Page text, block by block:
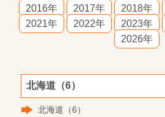
2016年 2017年 2018年
2021年
2022年 2023年
2026年
北海道（6）
北海道（6）